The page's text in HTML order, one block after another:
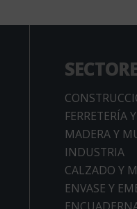
FERRETERÍA
MADERA Y
INDUSTRIA
CALZADO Y
ENVASE Y